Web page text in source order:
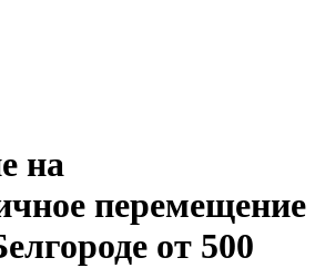
на
перемещение
от 500